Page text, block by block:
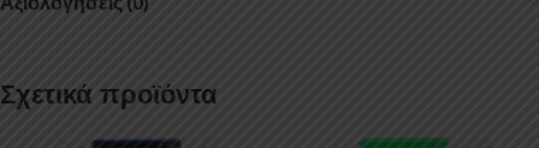
Σχετικά προϊόντα